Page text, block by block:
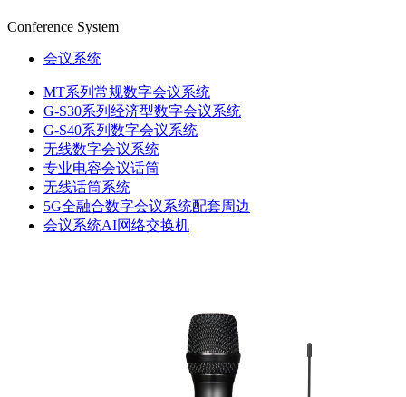
Conference System
会议系统
MT系列常规数字会议系统
G-S30系列经济型数字会议系统
G-S40系列数字会议系统
无线数字会议系统
专业电容会议话筒
无线话筒系统
5G全融合数字会议系统配套周边
会议系统AI网络交换机